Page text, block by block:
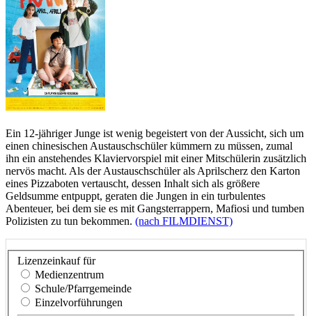
Ein 12-jähriger Junge ist wenig begeistert von der Aussicht, sich um
einen chinesischen Austauschschüler kümmern zu müssen, zumal
ihn ein anstehendes Klaviervorspiel mit einer Mitschülerin zusätzlich
nervös macht. Als der Austauschschüler als Aprilscherz den Karton
eines Pizzaboten vertauscht, dessen Inhalt sich als größere
Geldsumme entpuppt, geraten die Jungen in ein turbulentes
Abenteuer, bei dem sie es mit Gangsterrappern, Mafiosi und tumben
Polizisten zu tun bekommen. (nach FILMDIENST)
Lizenzeinkauf für
Medienzentrum
Schule/Pfarrgemeinde
Einzelvorführungen